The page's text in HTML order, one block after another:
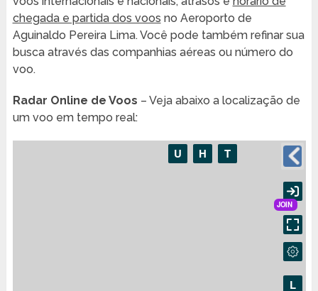
chegada e partida dos voos no Aeroporto de
Aguinaldo Pereira Lima. Você pode também refinar sua
busca através das companhias aéreas ou número do
voo.
Radar Online de Voos – Veja abaixo a localização de
um voo em tempo real: